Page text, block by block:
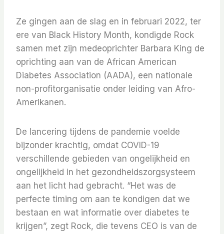
Ze gingen aan de slag en in februari 2022, ter
ere van Black History Month, kondigde Rock
samen met zijn medeoprichter Barbara King de
oprichting aan van de African American
Diabetes Association (AADA), een nationale
non-profitorganisatie onder leiding van Afro-
Amerikanen.
De lancering tijdens de pandemie voelde
bijzonder krachtig, omdat COVID-19
verschillende gebieden van ongelijkheid en
ongelijkheid in het gezondheidszorgsysteem
aan het licht had gebracht. “Het was de
perfecte timing om aan te kondigen dat we
bestaan ​​en wat informatie over diabetes te
krijgen”, zegt Rock, die tevens CEO is van de